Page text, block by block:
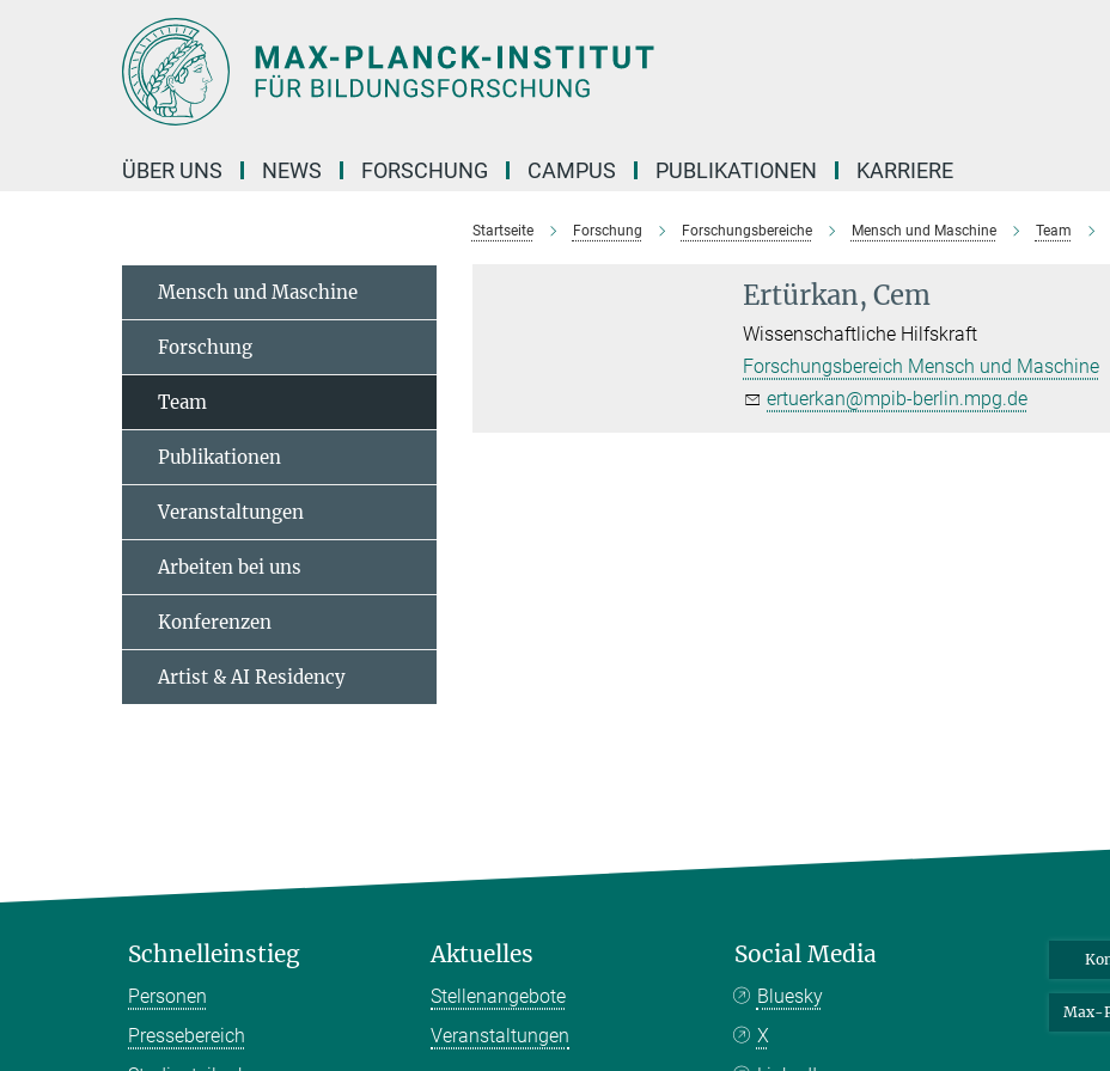
ÜBER UNS NEWS FORSCHUNG CAMPUS PUBLIKATIONEN KARRIERE
Startseite Forschung Forschungsbereiche Mensch und Maschine Team
Ertürkan, Cem
Wissenschaftliche Hilfskraft
Forschungsbereich Mensch und Maschine
ertuerkan@mpib-berlin.mpg.de
Mensch und Maschine
Forschung
Team
Publikationen
Veranstaltungen
Arbeiten bei uns
Konferenzen
Artist & AI Residency
Schnelleinstieg
Personen
Pressebereich
Aktuelles
Stellenangebote
Veranstaltungen
Social Media
Bluesky
X
Max-